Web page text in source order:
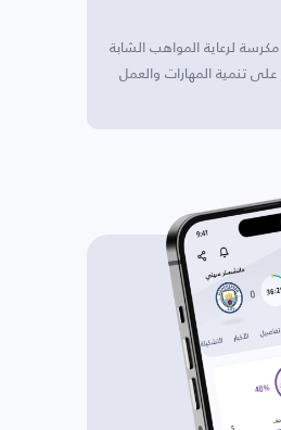
لرعاية المواهب الشابة
تنمية المهارات والعمل